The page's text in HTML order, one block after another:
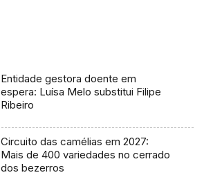
Entidade gestora doente em
espera: Luísa Melo substitui Filipe
Ribeiro
Circuito das camélias em 2027:
Mais de 400 variedades no cerrado
dos bezerros